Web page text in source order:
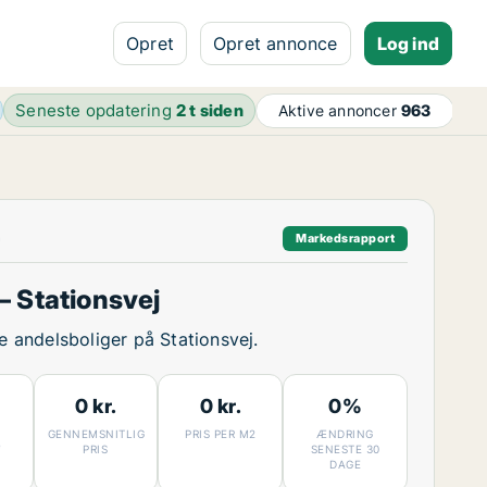
Opret Opret annonce Log ind
Seneste opdatering2 t siden Aktive annoncer963
Markedsrapport
Stationsvej
andelsboliger på Stationsvej.
0 kr.
GENNEMSNITLIG
PRIS
0 kr.
PRIS PER M2
0%
ÆNDRING
SENESTE 30
DAGE